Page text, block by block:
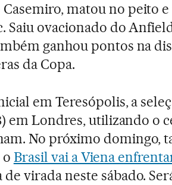
matou no peito
Saiu ovacionado do
ganhou pontos na
da Copa.
em Teresópolis, a
em Londres, utilizando o
No próximo domingo,
o Brasil vai a Viena
virada neste sábado.